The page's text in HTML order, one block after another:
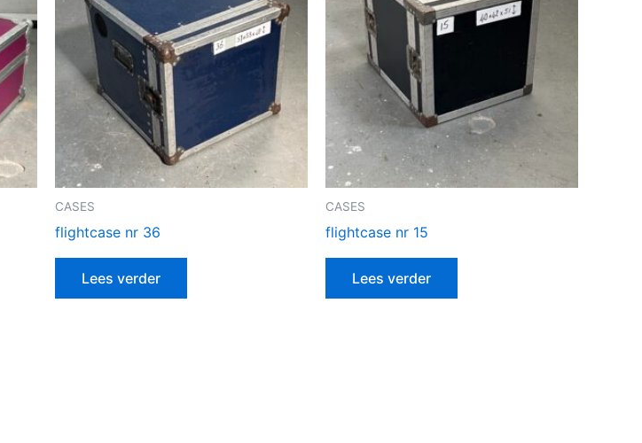
CASES
flightcase nr 36
Lees verder
CASES
flightcase nr 15
Lees verder